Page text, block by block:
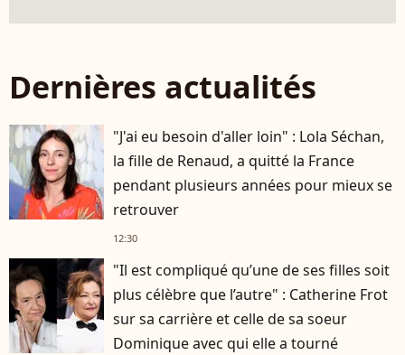
Dernières actualités
"J'ai eu besoin d'aller loin" : Lola Séchan,
la fille de Renaud, a quitté la France
pendant plusieurs années pour mieux se
retrouver
12:30
"Il est compliqué qu’une de ses filles soit
plus célèbre que l’autre" : Catherine Frot
sur sa carrière et celle de sa soeur
Dominique avec qui elle a tourné